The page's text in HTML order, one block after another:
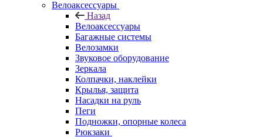
Велоаксессуары
Назад
Велоаксессуары
Багажные системы
Велозамки
Звуковое оборудование
Зеркала
Колпачки, наклейки
Крылья, защита
Насадки на руль
Пеги
Подножки, опорные колеса
Рюкзаки